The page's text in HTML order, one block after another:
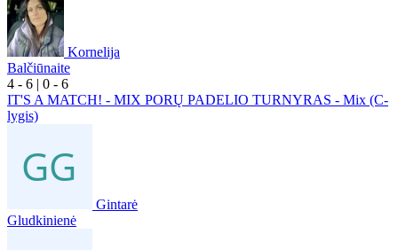
Kornelija
Balčiūnaite
4 - 6 | 0 - 6
IT'S A MATCH! - MIX PORŲ PADELIO TURNYRAS - Mix (C-
lygis)
Gintarė
Gludkinienė